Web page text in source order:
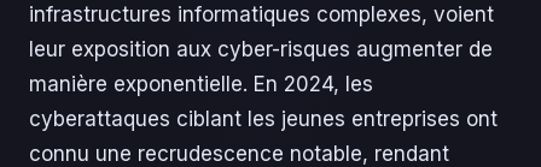
infrastructures informatiques complexes, voient
leur exposition aux cyber-risques augmenter de
manière exponentielle. En 2024, les
cyberattaques ciblant les jeunes entreprises ont
connu une recrudescence notable, rendant